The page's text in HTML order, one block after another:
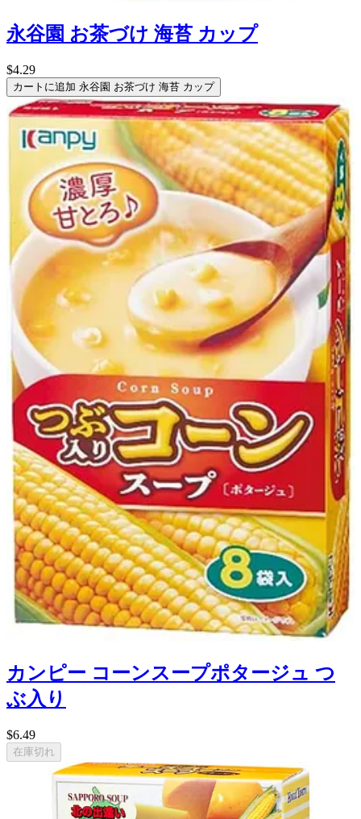
永谷園 お茶づけ 海苔 カップ
$4.29
カートに追加 永谷園 お茶づけ 海苔 カップ
カンピー コーンスープポタージュ つ
ぶ入り
$6.49
在庫切れ